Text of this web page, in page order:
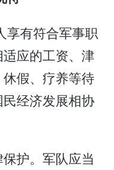
享有符合军事职
应的工资、津
假、疗养等待
经济发展相协
护。军队应当